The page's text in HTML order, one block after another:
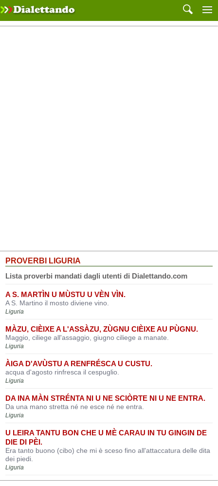
PROVERBI LIGURIA
Lista proverbi mandati dagli utenti di Dialettando.com
A S. MARTÌN U MÙSTU U VÈN VÌN.
A S. Martino il mosto diviene vino.
Liguria
MÀZU, CIÈIXE A L'ASSÀZU, ZÙGNU CIÈIXE AU PÙGNU.
Maggio, ciliege all'assaggio, giugno ciliege a manate.
Liguria
ÀIGA D'AVÙSTU A RENFRÉSCA U CUSTU.
acqua d'agosto rinfresca il cespuglio.
Liguria
DA INA MÀN STRÉNTA NI U NE SCIÒRTE NI U NE ENTRA.
Da una mano stretta né ne esce né ne entra.
Liguria
U LEIRA TANTU BON CHE U MÈ CARAU IN TU GINGIN DE
DIE DI PÈI.
Era tanto buono (cibo) che mi è sceso fino all'attaccatura delle dita
dei piedi.
Liguria